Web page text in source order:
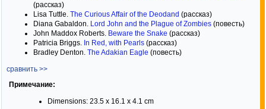
(рассказ)
Lisa Tuttle. The Curious Affair of the Deodand (рассказ)
Diana Gabaldon. Lord John and the Plague of Zombies (повесть)
John Maddox Roberts. Beware the Snake (рассказ)
Patricia Briggs. In Red, with Pearls (рассказ)
Bradley Denton. The Adakian Eagle (повесть)
сравнить >>
Примечание:
Dimensions: 23.5 x 16.1 x 4.1 cm